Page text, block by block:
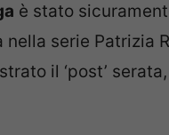
è stato
nella serie Patrizia
il ‘post’